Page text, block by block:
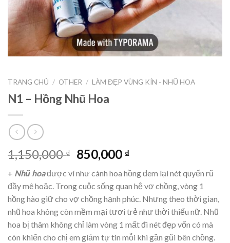
TRANG CHỦ / OTHER / LÀM ĐẸP VÙNG KÍN - NHŨ HOA
N1 – Hồng Nhũ Hoa
1,150,000₫ 850,000 ₫
+ Nhũ hoađược ví như cánh hoa hồngđem lại nét quyến rũ
đầy mê hoặc. Trong cuộc sống quan hệ vợ chồng, vòng 1
hồnghào giữ cho vợ chồng hạnh phúc. Nhưng theo thời gian,
nhũ hoa không còn mềm mại tươi trẻ như thời thiếu nữ. Nhũ
hoa bị thâm không chỉ làm vòng 1 mất đi nét đẹp vốn có mà
còn khiến cho chị em giảm tự tin mỗi khi gần gũi bên chồng.